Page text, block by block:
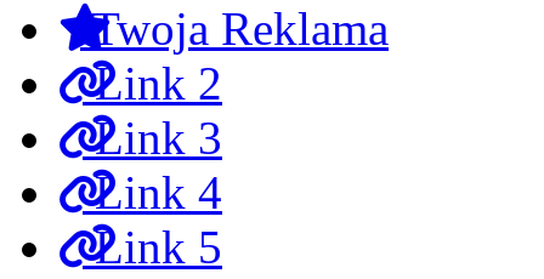
Twoja Reklama
Link 2
Link 3
Link 4
Link 5